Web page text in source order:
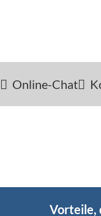
Online-Chat
Vorteile,